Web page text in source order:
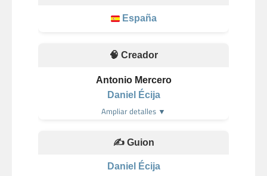
España
🧠 Creador
Antonio Mercero
Daniel Écija
Ampliar detalles ▼
✍️ Guion
Daniel Écija